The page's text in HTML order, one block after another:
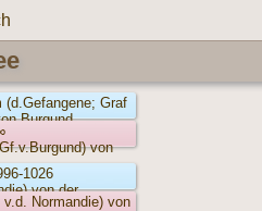
(d.Gefangene; Graf
Burgund
von
1026
von der
Normandie) von